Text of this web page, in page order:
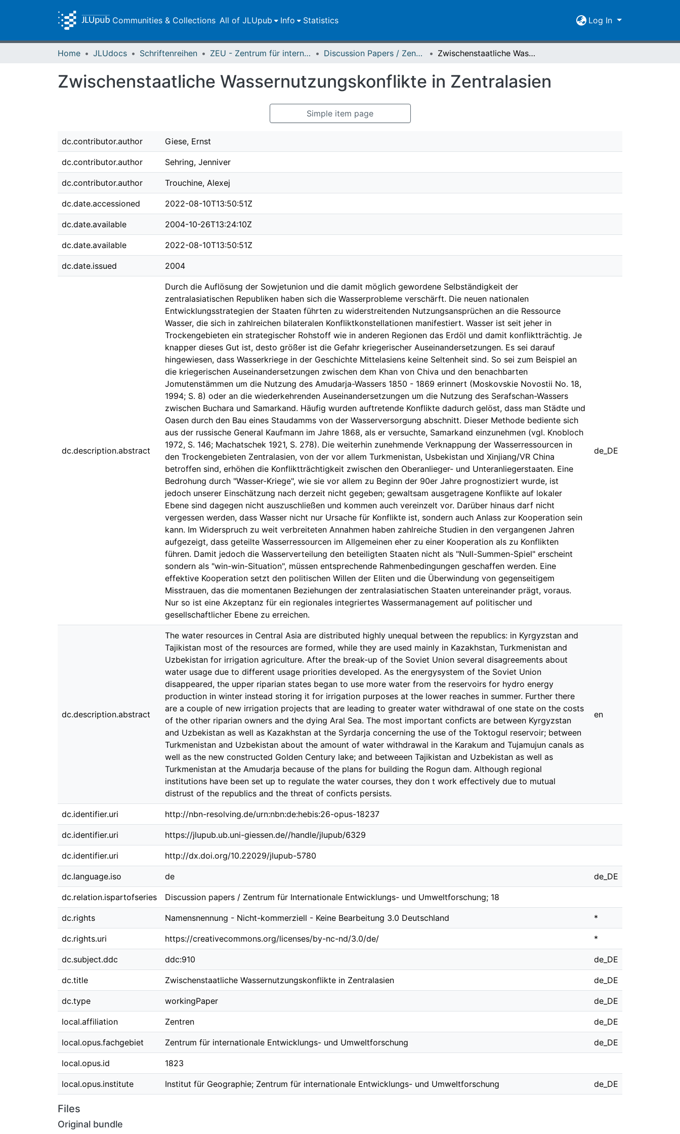
Communities & Collections All of JLUpub Info Statistics Log In
Home JLUdocs Schriftenreihen ZEU - Zentrum für internationale Entwicklungs- und Umweltforschung Discussion Papers / Zentrum für Internationale Entwicklungs- und Umweltforschung (ZEU) Zwischenstaatliche Wassernutzungskonflikte in Zentralasien
Zwischenstaatliche Wassernutzungskonflikte in Zentralasien
Simple item page
dc.contributor.author Giese, Ernst
dc.contributor.author Sehring, Jenniver
dc.contributor.author Trouchine, Alexej
dc.date.accessioned 2022-08-10T13:50:51Z
dc.date.available 2004-10-26T13:24:10Z
dc.date.available 2022-08-10T13:50:51Z
dc.date.issued 2004
dc.description.abstract
Durch die Auflösung der Sowjetunion und die damit möglich gewordene Selbständigkeit der
zentralasiatischen Republiken haben sich die Wasserprobleme verschärft. Die neuen nationalen
Entwicklungsstrategien der Staaten führten zu widerstreitenden Nutzungsansprüchen an die Ressource
Wasser, die sich in zahlreichen bilateralen Konfliktkonstellationen manifestiert. Wasser ist seit jeher in
Trockengebieten ein strategischer Rohstoff wie in anderen Regionen das Erdöl und damit konfliktträchtig. Je
knapper dieses Gut ist, desto größer ist die Gefahr kriegerischer Auseinandersetzungen. Es sei darauf
hingewiesen, dass Wasserkriege in der Geschichte Mittelasiens keine Seltenheit sind. So sei zum Beispiel an
die kriegerischen Auseinandersetzungen zwischen dem Khan von Chiva und den benachbarten
Jomutenstämmen um die Nutzung des Amudarja-Wassers 1850 - 1869 erinnert (Moskovskie Novostii No. 18,
1994; S. 8) oder an die wiederkehrenden Auseinandersetzungen um die Nutzung des Serafschan-Wassers
zwischen Buchara und Samarkand. Häufig wurden auftretende Konflikte dadurch gelöst, dass man Städte und
Oasen durch den Bau eines Staudamms von der Wasserversorgung abschnitt. Dieser Methode bediente sich
aus der russische General Kaufmann im Jahre 1868, als er versuchte, Samarkand einzunehmen (vgl. Knobloch
1972, S. 146; Machatschek 1921, S. 278). Die weiterhin zunehmende Verknappung der Wasserressourcen in
den Trockengebieten Zentralasien, von der vor allem Turkmenistan, Usbekistan und Xinjiang/VR China
betroffen sind, erhöhen die Konfliktträchtigkeit zwischen den Oberanlieger- und Unteranliegerstaaten. Eine
Bedrohung durch "Wasser-Kriege", wie sie vor allem zu Beginn der 90er Jahre prognostiziert wurde, ist
jedoch unserer Einschätzung nach derzeit nicht gegeben; gewaltsam ausgetragene Konflikte auf lokaler
Ebene sind dagegen nicht auszuschließen und kommen auch vereinzelt vor. Darüber hinaus darf nicht
vergessen werden, dass Wasser nicht nur Ursache für Konflikte ist, sondern auch Anlass zur Kooperation sein
kann. Im Widerspruch zu weit verbreiteten Annahmen haben zahlreiche Studien in den vergangenen Jahren
aufgezeigt, dass geteilte Wasserressourcen im Allgemeinen eher zu einer Kooperation als zu Konflikten
führen. Damit jedoch die Wasserverteilung den beteiligten Staaten nicht als "Null-Summen-Spiel" erscheint
sondern als "win-win-Situation", müssen entsprechende Rahmenbedingungen geschaffen werden. Eine
effektive Kooperation setzt den politischen Willen der Eliten und die Überwindung von gegenseitigem
Misstrauen, das die momentanen Beziehungen der zentralasiatischen Staaten untereinander prägt, voraus.
Nur so ist eine Akzeptanz für ein regionales integriertes Wassermanagement auf politischer und
gesellschaftlicher Ebene zu erreichen.
de_DE
dc.description.abstract
The water resources in Central Asia are distributed highly unequal between the republics: in Kyrgyzstan and
Tajikistan most of the resources are formed, while they are used mainly in Kazakhstan, Turkmenistan and
Uzbekistan for irrigation agriculture. After the break-up of the Soviet Union several disagreements about
water usage due to different usage priorities developed. As the energysystem of the Soviet Union
disappeared, the upper riparian states began to use more water from the reservoirs for hydro energy
production in winter instead storing it for irrigation purposes at the lower reaches in summer. Further there
are a couple of new irrigation projects that are leading to greater water withdrawal of one state on the costs
of the other riparian owners and the dying Aral Sea. The most important conficts are between Kyrgyzstan
and Uzbekistan as well as Kazakhstan at the Syrdarja concerning the use of the Toktogul reservoir; between
Turkmenistan and Uzbekistan about the amount of water withdrawal in the Karakum and Tujamujun canals as
well as the new constructed Golden Century lake; and betweeen Tajikistan and Uzbekistan as well as
Turkmenistan at the Amudarja because of the plans for building the Rogun dam. Although regional
institutions have been set up to regulate the water courses, they don t work effectively due to mutual
distrust of the republics and the threat of conficts persists.
en
dc.identifier.uri http://nbn-resolving.de/urn:nbn:de:hebis:26-opus-18237
dc.identifier.uri https://jlupub.ub.uni-giessen.de//handle/jlupub/6329
dc.identifier.uri http://dx.doi.org/10.22029/jlupub-5780
dc.language.iso de de_DE
dc.relation.ispartofseries Discussion papers / Zentrum für Internationale Entwicklungs- und Umweltforschung; 18
dc.rights Namensnennung - Nicht-kommerziell - Keine Bearbeitung 3.0 Deutschland *
dc.rights.uri https://creativecommons.org/licenses/by-nc-nd/3.0/de/ *
dc.subject.ddc ddc:910 de_DE
dc.title Zwischenstaatliche Wassernutzungskonflikte in Zentralasien de_DE
dc.type workingPaper de_DE
local.affiliation Zentren de_DE
local.opus.fachgebiet Zentrum für internationale Entwicklungs- und Umweltforschung de_DE
local.opus.id 1823
local.opus.institute Institut für Geographie; Zentrum für internationale Entwicklungs- und Umweltforschung de_DE
Files
Original bundle